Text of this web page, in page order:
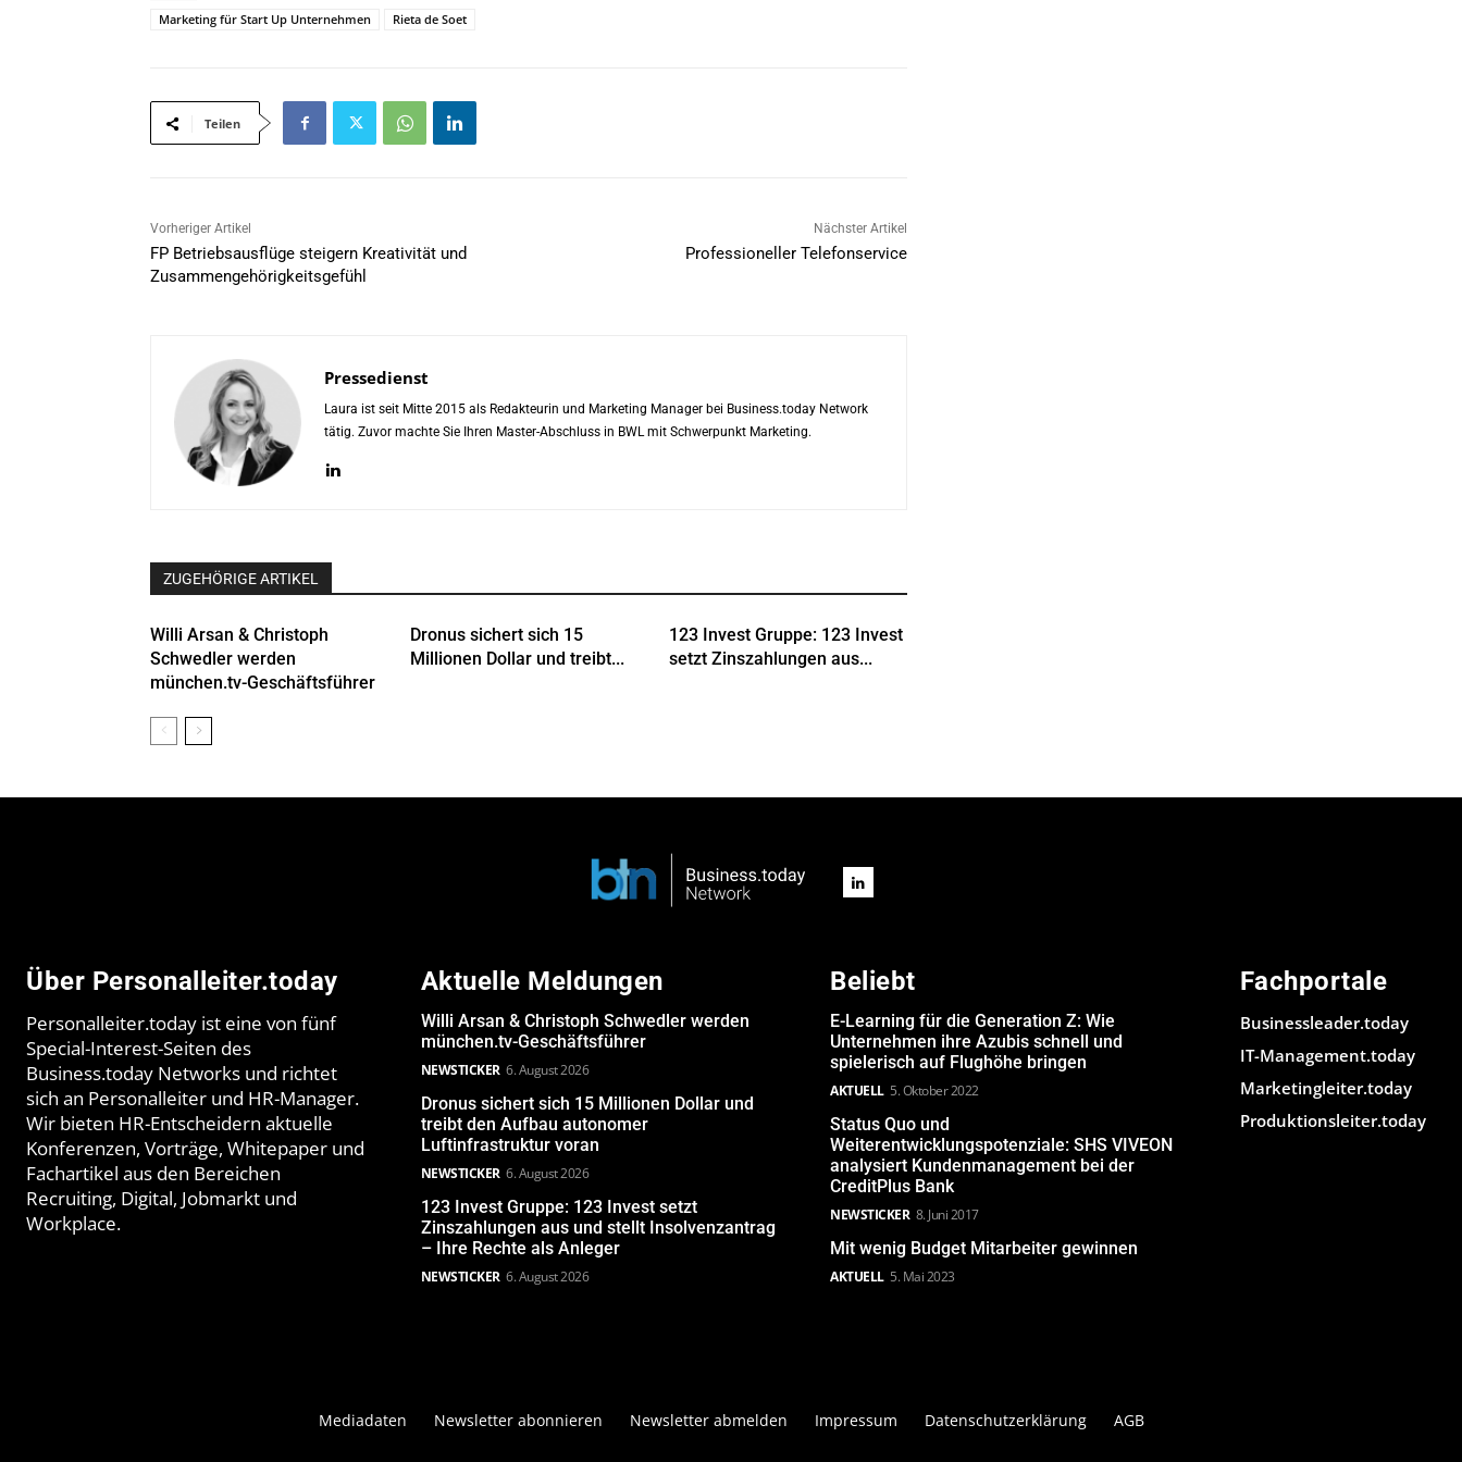
Marketing für Start Up Unternehmen
Rieta de Soet
Teilen
Vorheriger Artikel
FP Betriebsausflüge steigern Kreativität und
Zusammengehörigkeitsgefühl
Nächster Artikel
Professioneller Telefonservice
Pressedienst
Laura ist seit Mitte 2015 als Redakteurin und Marketing Manager bei Business.today Network
tätig. Zuvor machte Sie Ihren Master-Abschluss in BWL mit Schwerpunkt Marketing.
ZUGEHÖRIGE ARTIKEL
Willi Arsan & Christoph
Schwedler werden
münchen.tv-Geschäftsführer
Dronus sichert sich 15
Millionen Dollar und treibt...
123 Invest Gruppe: 123 Invest
setzt Zinszahlungen aus...
Über Personalleiter.today
Personalleiter.today ist eine von fünf
Special-Interest-Seiten des
Business.today Networks und richtet
sich an Personalleiter und HR-Manager.
Wir bieten HR-Entscheidern aktuelle
Konferenzen, Vorträge, Whitepaper und
Fachartikel aus den Bereichen
Recruiting, Digital, Jobmarkt und
Workplace.
Aktuelle Meldungen
Willi Arsan & Christoph Schwedler werden
münchen.tv-Geschäftsführer
NEWSTICKER 6. August 2026
Dronus sichert sich 15 Millionen Dollar und
treibt den Aufbau autonomer
Luftinfrastruktur voran
NEWSTICKER 6. August 2026
123 Invest Gruppe: 123 Invest setzt
Zinszahlungen aus und stellt Insolvenzantrag
– Ihre Rechte als Anleger
NEWSTICKER 6. August 2026
Beliebt
E-Learning für die Generation Z: Wie
Unternehmen ihre Azubis schnell und
spielerisch auf Flughöhe bringen
AKTUELL 5. Oktober 2022
Status Quo und
Weiterentwicklungspotenziale: SHS VIVEON
analysiert Kundenmanagement bei der
CreditPlus Bank
NEWSTICKER 8. Juni 2017
Mit wenig Budget Mitarbeiter gewinnen
AKTUELL 5. Mai 2023
Fachportale
Businessleader.today
IT-Management.today
Marketingleiter.today
Produktionsleiter.today
Mediadaten Newsletter abonnieren Newsletter abmelden Impressum Datenschutzerklärung AGB